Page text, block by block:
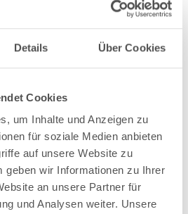
Details Über Cookies
Cookies
um Inhalte und Anzeigen zu
für soziale Medien anbieten
auf unsere Website zu
geben wir Informationen zu Ihrer
an unsere Partner für
und Analysen weiter. Unsere
mit Flachdichtung für
Magic Pumpen (gelb)
ab 99,- frachtfrei
für den Entleerungsstutzen einer